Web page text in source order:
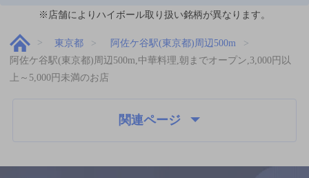
※店舗によりハイボール取り扱い銘柄が異なります。
東京都
阿佐ケ谷駅(東京都)周辺500m
阿佐ケ谷駅(東京都)周辺500m,中華料理,朝までオープン,3,000円以
上～5,000円未満のお店
関連ページ